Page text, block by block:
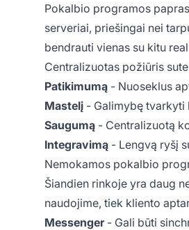
Pokalbio programos
serveriai, priešingai nei
bendrauti vienas su kitu
Centralizuotas požiūris
Patikimumą - Nuoseklus
Mastelį - Galimybę tvarkyti
Saugumą - Centralizuotą
Integravimą - Lengvą ryšį
Nemokamos pokalbio
Šiandien rinkoje yra daug
naudojime, tiek kliento
Messenger- Gali būti